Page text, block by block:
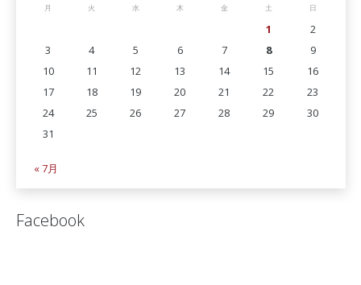
月 火 水 木 金 土 日
1
2
3
4 5 6 7 8
9
10
11 12 13 14 15
16
17
18 19 20 21 22
23
24
25 26 27 28 29
30
31
« 7月
Facebook